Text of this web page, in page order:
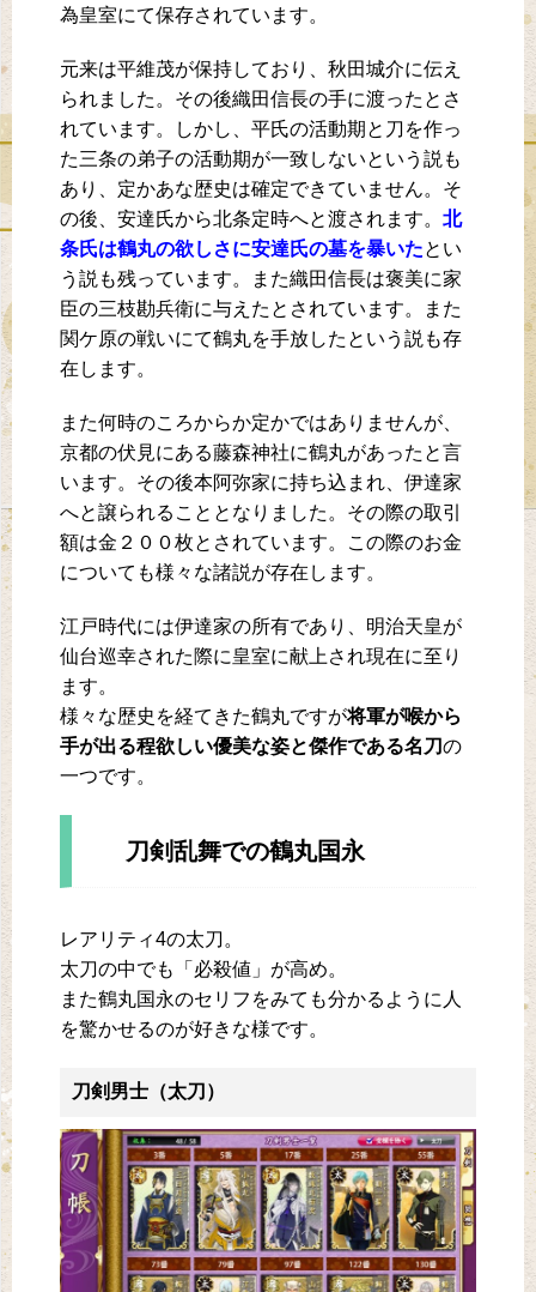
為皇室にて保存されています。
元来は平維茂が保持しており、秋田城介に伝え
られました。その後織田信長の手に渡ったとさ
れています。しかし、平氏の活動期と刀を作っ
た三条の弟子の活動期が一致しないという説も
あり、定かあな歴史は確定できていません。そ
の後、安達氏から北条定時へと渡されます。 北
条氏は鶴丸の欲しさに安達氏の墓を暴いたとい
う説も残っています。また織田信長は褒美に家
臣の三枝勘兵衛に与えたとされています。また
関ケ原の戦いにて鶴丸を手放したという説も存
在します。
また何時のころからか定かではありませんが、
京都の伏見にある藤森神社に鶴丸があったと言
います。その後本阿弥家に持ち込まれ、伊達家
へと譲られることとなりました。その際の取引
額は金２００枚とされています。この際のお金
についても様々な諸説が存在します。
江戸時代には伊達家の所有であり、明治天皇が
仙台巡幸された際に皇室に献上され現在に至り
ます。
様々な歴史を経てきた鶴丸ですが将軍が喉から
手が出る程欲しい優美な姿と傑作である名刀の
一つです。
刀剣乱舞での鶴丸国永
レアリティ4の太刀。
太刀の中でも「必殺値」が高め。
また鶴丸国永のセリフをみても分かるように人
を驚かせるのが好きな様です。
刀剣男士（太刀）